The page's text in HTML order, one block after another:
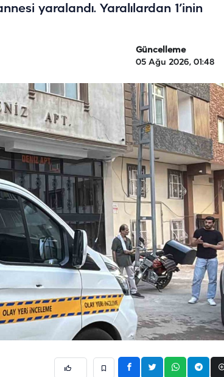
yaralandı. Yaralılardan 1’inin
Güncelleme
05 Ağu 2026, 01:48